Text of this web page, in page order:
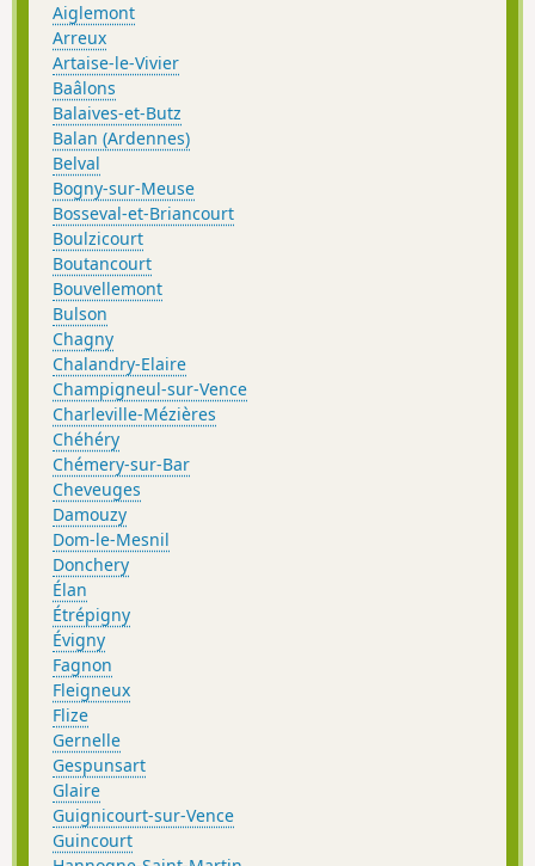
Aiglemont
Arreux
Artaise-le-Vivier
Baâlons
Balaives-et-Butz
Balan (Ardennes)
Belval
Bogny-sur-Meuse
Bosseval-et-Briancourt
Boulzicourt
Boutancourt
Bouvellemont
Bulson
Chagny
Chalandry-Elaire
Champigneul-sur-Vence
Charleville-Mézières
Chéhéry
Chémery-sur-Bar
Cheveuges
Damouzy
Dom-le-Mesnil
Donchery
Élan
Étrépigny
Évigny
Fagnon
Fleigneux
Flize
Gernelle
Gespunsart
Glaire
Guignicourt-sur-Vence
Guincourt